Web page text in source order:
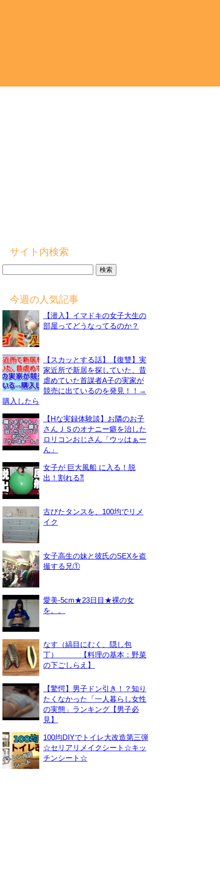
サイト内検索
今週の人気記事
【潜入】イマドキの女子大生の
部屋ってどうなってるのか？
【スカッとする話】【復讐】実
家近所で新居を探していた、昔
虐めていた首謀者A子の実家が
競売に出ているのを発見！！→
購入したら
【Hな実録体験談】お隣のお子
さんＪＳのオナニー癖を治した
ロリコンおじさん「ウッはぁー
ん」
女子が 巨大風船 に入る！脱
出！割れる⁈
古びたタンスを、100均でリメ
イク
女子高生の妹と彼氏のSEXを盗
撮する兄①
愛美-5cm★23日目★裸の女
を。。
なす（縞目にむく、隠し包
丁） 【料理の基本：野菜
の下ごしらえ】
【驚愕】男子ドン引き！？知り
たくなかった「一人暮らし女性
の実態」ランキング【男子必
見】
100均DIYでトイレ大改造第三弾
☆セリアリメイクシート☆キッ
チンシート☆